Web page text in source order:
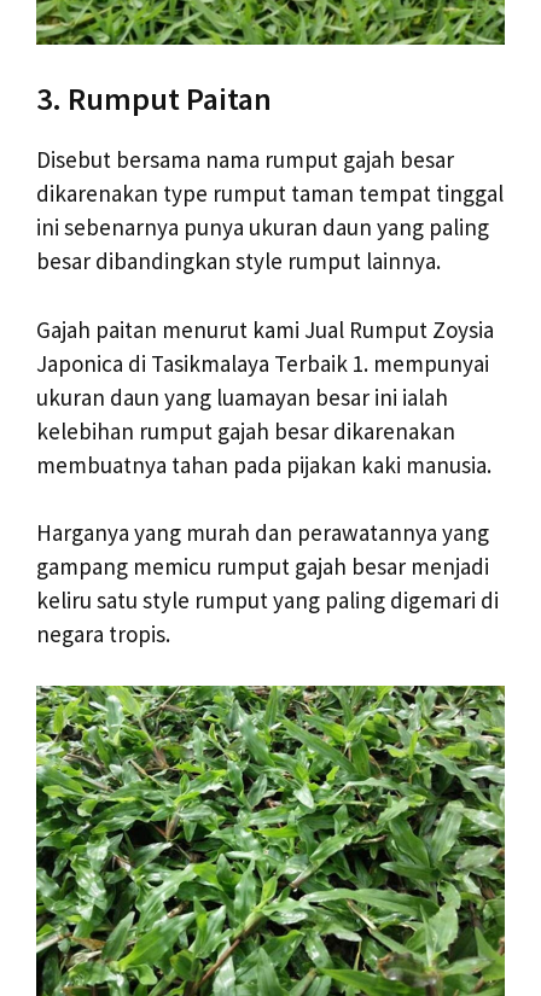
3. Rumput Paitan
Disebut bersama nama rumput gajah besar
dikarenakan type rumput taman tempat tinggal
ini sebenarnya punya ukuran daun yang paling
besar dibandingkan style rumput lainnya.
Gajah paitan menurut kami Jual Rumput Zoysia
Japonica di Tasikmalaya Terbaik 1. mempunyai
ukuran daun yang luamayan besar ini ialah
kelebihan rumput gajah besar dikarenakan
membuatnya tahan pada pijakan kaki manusia.
Harganya yang murah dan perawatannya yang
gampang memicu rumput gajah besar menjadi
keliru satu style rumput yang paling digemari di
negara tropis.